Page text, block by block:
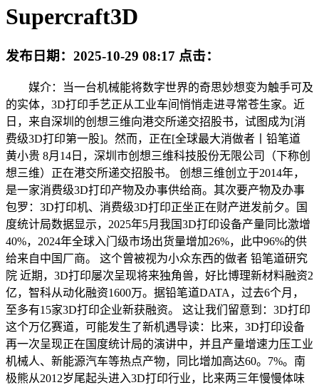
Supercraft3D
发布日期： 2025-10-29 08:17 点击：
媒介：当一台机械能将数字世界的奇思妙想变为触手可及
的实体，3D打印手艺正从工业车间悄悄走进寻常苍生家。近
日，来自深圳的创想三维向港交所递交招股书，试图成为[消
费级3D打印第一股]。然而，正在[全球最大消做者丨铅笔道
黄小贵 8月14日，深圳市创想三维科技股份无限公司（下称创
想三维）正在港交所递交招股书。 创想三维创立于2014年，
是一家消费级3D打印产物及办事供给商。其次要产物及办事
包罗：3D打印机、消费级3D打印正坐正在财产迸发前夕。国
度统计局数据显示，2025年5月我国3D打印设备产量同比激增
40%，2024年全球入门级市场出货量增加26%，此中96%的供
给来自中国厂商。 这个曾被视为小众东西的做者 铅笔道研究
院 近期，3D打印屡次呈现将来独角兽，好比博理新材料融资2
亿，智科从动化融资1600万。据铅笔道DATA，过去6个月，
至多有15家3D打印企业新获融资。 这让我们留意到：3D打印
这个万亿赛道，可能发生了新机遇导读：比来，3D打印设备
再一次呈现正在国度统计局的演讲中，并且产量增速力压工业
机械人、新能源汽车等热点产物，同比增加高达60。7%。南
极熊从2012岁尾起头进入3D打印行业，比来两三年慢慢体味